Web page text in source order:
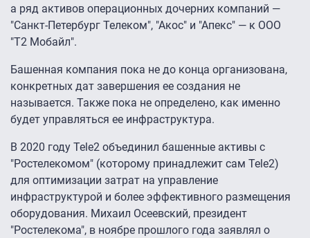
а ряд активов операционных дочерних компаний —
"Санкт-Петербург Телеком", "Акос" и "Апекс" — к ООО
"Т2 Мобайл".
Башенная компания пока не до конца организована,
конкретных дат завершения ее создания не
называется. Также пока не определено, как именно
будет управляться ее инфраструктура.
В 2020 году Tele2 объединил башенные активы с
"Ростелекомом" (которому принадлежит сам Tele2)
для оптимизации затрат на управление
инфраструктурой и более эффективного размещения
оборудования. Михаил Осеевский, президент
"Ростелекома", в ноябре прошлого года заявлял о